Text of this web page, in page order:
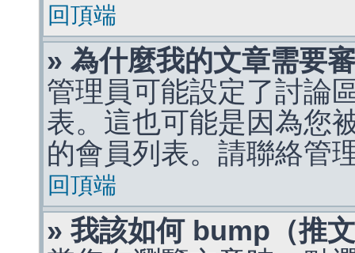
回頂端
» 為什麼我的文章需要
管理員可能設定了討論
表。這也可能是因為您
的會員列表。請聯絡管
回頂端
» 我該如何 bump（推